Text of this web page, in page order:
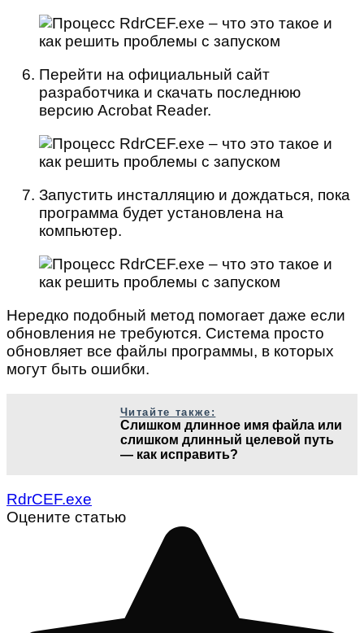
Перейти на официальный сайт
разработчика и скачать последнюю
версию Acrobat Reader.
Запустить инсталляцию и дождаться, пока
программа будет установлена на
компьютер.
Нередко подобный метод помогает даже если
обновления не требуются. Система просто
обновляет все файлы программы, в которых
могут быть ошибки.
Читайте также:
Слишком длинное имя файла или
слишком длинный целевой путь
— как исправить?
RdrCEF.exe
Оцените статью